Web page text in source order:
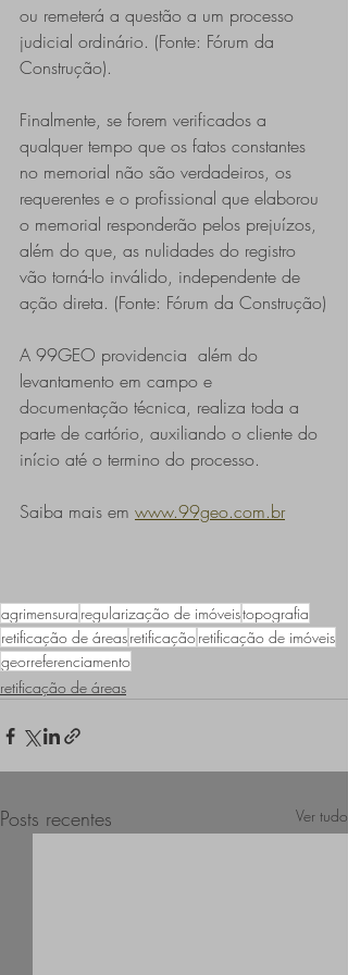
ou remeterá a questão a um processo
judicial ordinário. (Fonte: Fórum da
Construção).
Finalmente, se forem verificados a
qualquer tempo que os fatos constantes
no memorial não são verdadeiros, os
requerentes e o profissional que elaborou
o memorial responderão pelos prejuízos,
além do que, as nulidades do registro
vão torná-lo inválido, independente de
ação direta. (Fonte: Fórum da Construção)
A 99GEO providencia  além do
levantamento em campo e
documentação técnica, realiza toda a
parte de cartório, auxiliando o cliente do
início até o termino do processo.
Saiba mais em www.99geo.com.br
agrimensura regularização de imóveistopografia
retificação de áreasretificaçãoretificação de imóveis
georreferenciamento
retificação de áreas
Posts recentes Ver tudo